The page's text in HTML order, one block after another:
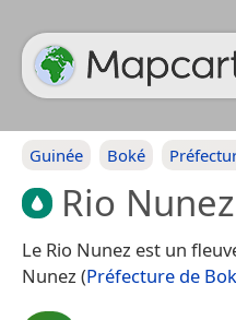
Guinée Boké
Rio Nunez
Le Rio Nunez est un
Nunez (Préfecture de